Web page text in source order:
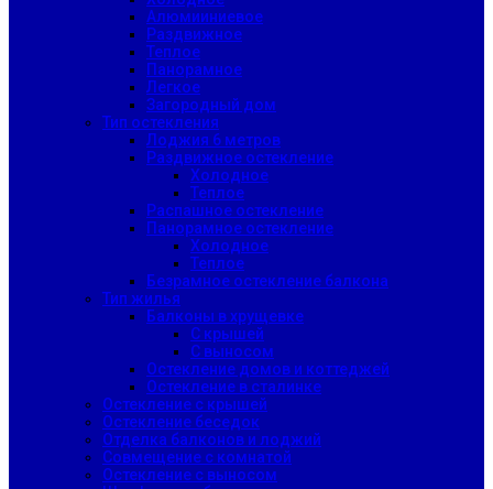
Алюмииниевое
Раздвижное
Теплое
Панорамное
Легкое
Загородный дом
Тип остекления
Лоджия 6 метров
Раздвижное остекление
Холодное
Теплое
Распашное остекление
Панорамное остекление
Холодное
Теплое
Безрамное остекление балкона
Тип жилья
Балконы в хрущевке
С крышей
С выносом
Остекление домов и коттеджей
Остекление в сталинке
Остекление с крышей
Остекление беседок
Отделка балконов и лоджий
Совмещение с комнатой
Остекление с выносом